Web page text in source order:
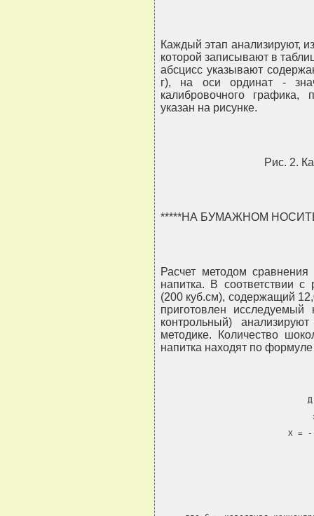
Каждый этап анализируют,
которой записывают в
абсцисс указывают
г), на оси ординат -
калибровочного
указан на рисунке.
Рис. 2.
*****НА БУМАЖНОМ
Расчет методом сравнения
напитка. В соответствии с
(200 куб.см), содержащий
приготовлен
контрольный)
методике. Количество
напитка находят по формуле
X =